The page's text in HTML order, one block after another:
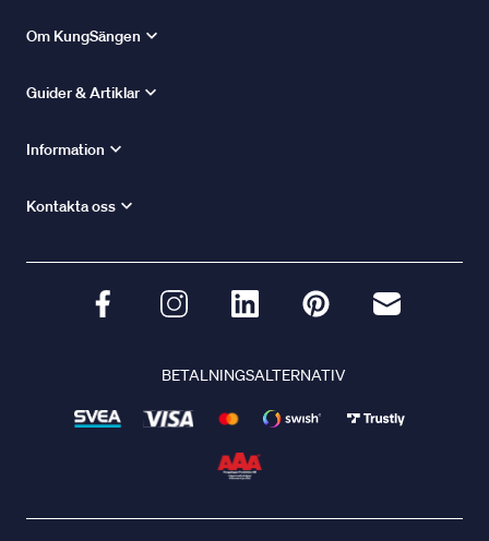
Om KungSängen
Guider & Artiklar
Information
Kontakta oss
BETALNINGSALTERNATIV